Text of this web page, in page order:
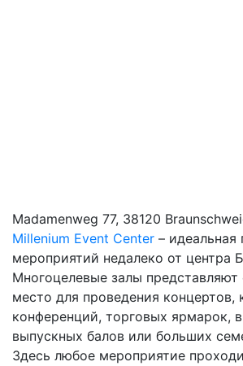
Madamenweg 77, 38120
Millenium Event Center –
мероприятий недалеко от центра
Многоцелевые залы представляют
место для проведения концертов,
конференций, торговых ярмарок,
выпускных балов или больших
Здесь любое мероприятие